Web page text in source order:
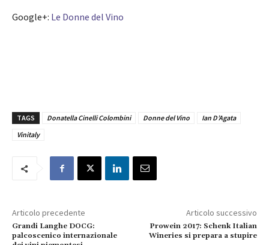
Google+: Le Donne del Vino
TAGS Donatella Cinelli Colombini Donne del Vino
Ian D’Agata
Vinitaly
Articolo precedente
Grandi Langhe DOCG:
palcoscenico internazionale
Articolo successivo
Prowein 2017: Schenk Italian
Wineries si prepara a stupire